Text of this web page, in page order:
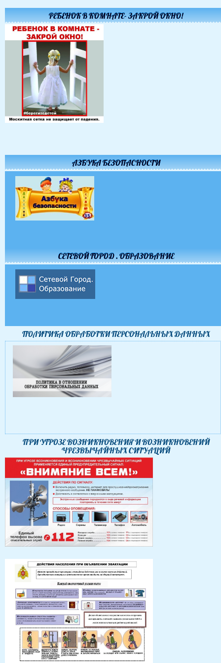
РЕБЕНОК В КОМНАТЕ- ЗАКРОЙ ОКНО!
АЗБУКА БЕЗОПАСНОСТИ
СЕТЕВОЙ ГОРОД . ОБРАЗОВАНИЕ
ПОЛИТИКА ОБРАБОТКИ ПЕРСОНАЛЬНЫХ ДАННЫХ
ПРИ УГРОЗЕ ВОЗНИКНОВЕНИЯ И ВОЗНИКНОВЕНИЙ
ЧРЕЗВЫЧАЙНЫХ СИТУАЦИЙ